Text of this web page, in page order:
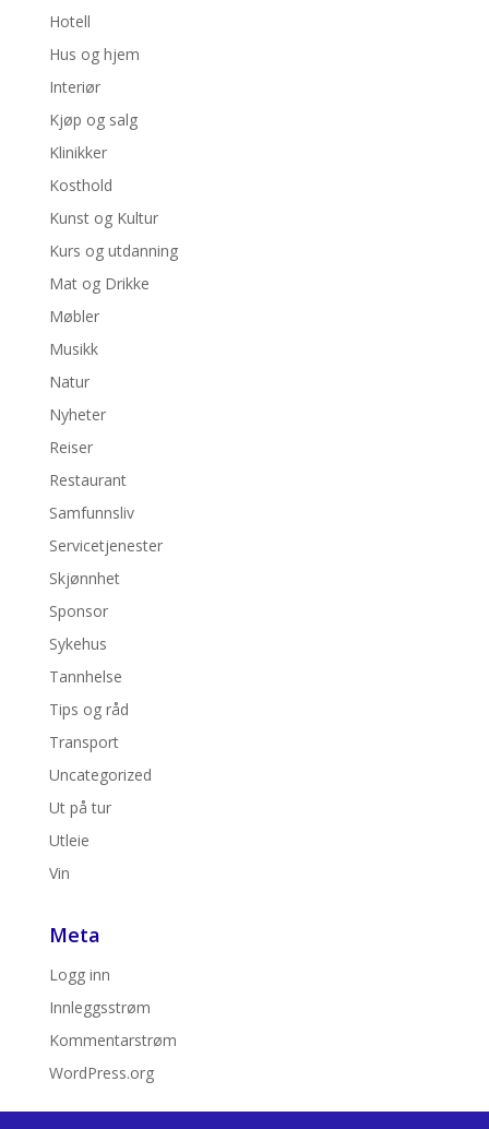
Hotell
Hus og hjem
Interiør
Kjøp og salg
Klinikker
Kosthold
Kunst og Kultur
Kurs og utdanning
Mat og Drikke
Møbler
Musikk
Natur
Nyheter
Reiser
Restaurant
Samfunnsliv
Servicetjenester
Skjønnhet
Sponsor
Sykehus
Tannhelse
Tips og råd
Transport
Uncategorized
Ut på tur
Utleie
Vin
Meta
Logg inn
Innleggsstrøm
Kommentarstrøm
WordPress.org